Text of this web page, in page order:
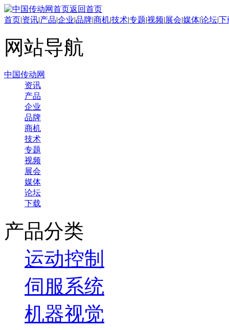
返回首页
首页|资讯|产品|企业|品牌|商机|技术|专题|视频|展会|媒体|论坛|下
网站导航
中国传动网
资讯
产品
企业
品牌
商机
技术
专题
视频
展会
媒体
论坛
下载
产品分类
运动控制
伺服系统
机器视觉